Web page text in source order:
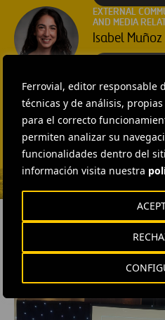
Ferrovial, editor responsable
técnicas y de análisis,
para el correcto
permiten analizar su
funcionalidades dentro del
información visita nuestra
EXTERNAL
AND MEDIA
Isabel
EXTERNAL
AND MEDIA
Fátima
Vargas
ENVIAR